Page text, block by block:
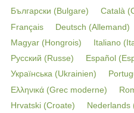
Български (Bulgare) Català (
Français
Deutsch (Allemand)
Magyar (Hongrois) Italiano (
Русский (Russe) Español (
Українська (Ukrainien)
Ελληνικά (Grec moderne)
Hrvatski (Croate) Nederlands